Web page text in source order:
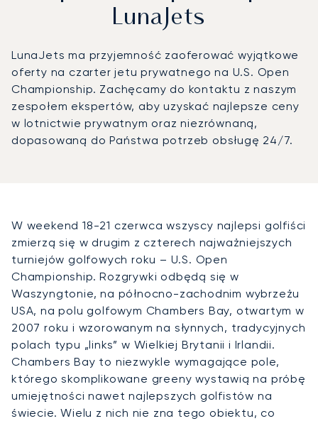
LunaJets
LunaJets ma przyjemność zaoferować wyjątkowe
oferty na czarter jetu prywatnego na U.S. Open
Championship. Zachęcamy do kontaktu z naszym
zespołem ekspertów, aby uzyskać najlepsze ceny
w lotnictwie prywatnym oraz niezrównaną,
dopasowaną do Państwa potrzeb obsługę 24/7.
W weekend 18-21 czerwca wszyscy najlepsi golfiści
zmierzą się w drugim z czterech najważniejszych
turniejów golfowych roku – U.S. Open
Championship. Rozgrywki odbędą się w
Waszyngtonie, na północno-zachodnim wybrzeżu
USA, na polu golfowym Chambers Bay, otwartym w
2007 roku i wzorowanym na słynnych, tradycyjnych
polach typu „links” w Wielkiej Brytanii i Irlandii.
Chambers Bay to niezwykle wymagające pole,
którego skomplikowane greeny wystawią na próbę
umiejętności nawet najlepszych golfistów na
świecie. Wielu z nich nie zna tego obiektu, co